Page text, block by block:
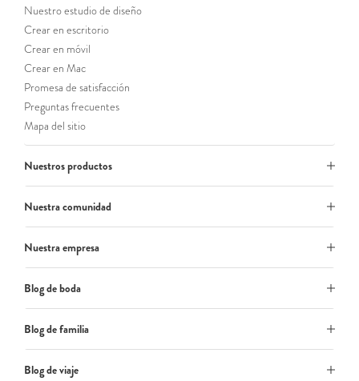
Nuestro estudio de diseño
Crear en escritorio
Crear en móvil
Crear en Mac
Promesa de satisfacción
Preguntas frecuentes
Mapa del sitio
Nuestros productos
Nuestra comunidad
Nuestra empresa
Blog de boda
Blog de familia
Blog de viaje